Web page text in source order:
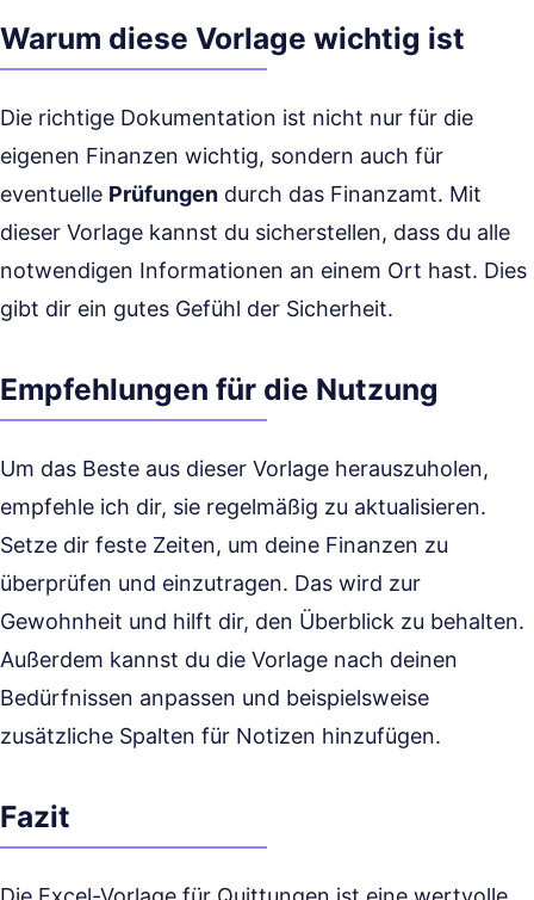
Warum diese Vorlage wichtig ist
Die richtige Dokumentation ist nicht nur für die
eigenen Finanzen wichtig, sondern auch für
eventuelle Prüfungen durch das Finanzamt. Mit
dieser Vorlage kannst du sicherstellen, dass du alle
notwendigen Informationen an einem Ort hast. Dies
gibt dir ein gutes Gefühl der Sicherheit.
Empfehlungen für die Nutzung
Um das Beste aus dieser Vorlage herauszuholen,
empfehle ich dir, sie regelmäßig zu aktualisieren.
Setze dir feste Zeiten, um deine Finanzen zu
überprüfen und einzutragen. Das wird zur
Gewohnheit und hilft dir, den Überblick zu behalten.
Außerdem kannst du die Vorlage nach deinen
Bedürfnissen anpassen und beispielsweise
zusätzliche Spalten für Notizen hinzufügen.
Fazit